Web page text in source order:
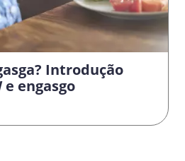
Introdução
engasgo